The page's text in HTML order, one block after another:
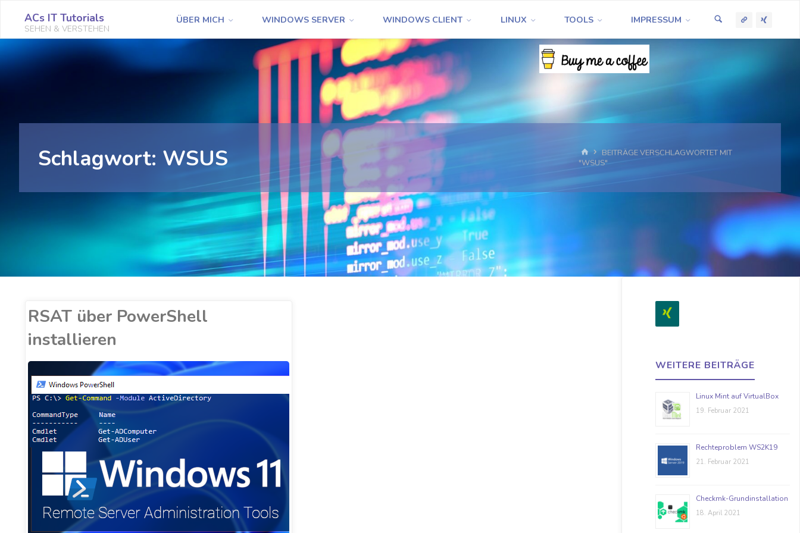
springen
ACs IT Tutorials
SEHEN & VERSTEHEN
ÜBER MICH WINDOWS SERVER WINDOWS CLIENT LINUX TOOLS IMPRESSUM
Schlagwort: WSUS STARTBEITRÄGE VERSCHLAGWORTET MIT
"WSUS"
RSAT über PowerShell
installieren
COBUCCI
WEITERE BEITRÄGE
Linux Mint auf VirtualBox
19. Februar 2021
Rechteproblem WS2K19
21. Februar 2021
Checkmk-Grundinstallation
18. April 2021